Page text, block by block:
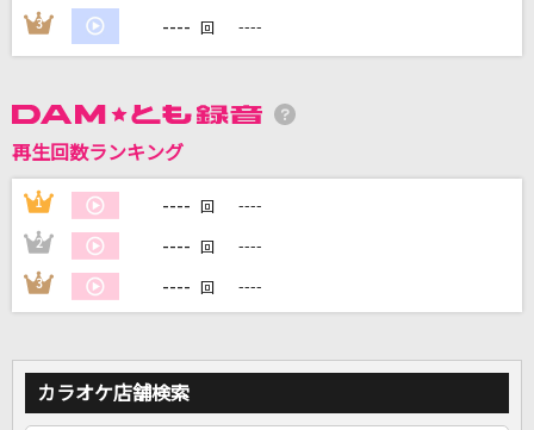
家族や友達と一緒に！練習にも！
3 ---- 回 ----
再生回数ランキング
1 ---- 回 ----
2 ---- 回 ----
3 ---- 回 ----
カラオケ店舗検索